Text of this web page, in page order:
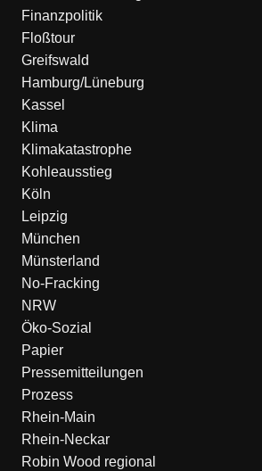
Finanzpolitik
Floßtour
Greifswald
Hamburg/Lüneburg
Kassel
Klima
Klimakatastrophe
Kohleausstieg
Köln
Leipzig
München
Münsterland
No-Fracking
NRW
Öko-Sozial
Papier
Pressemitteilungen
Prozess
Rhein-Main
Rhein-Neckar
Robin Wood regional